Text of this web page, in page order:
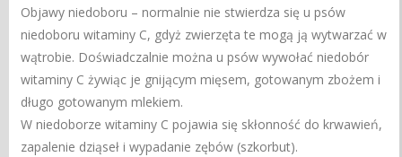
Objawy niedoboru – normalnie nie stwierdza się u psów
niedoboru witaminy C, gdyż zwierzęta te mogą ją wytwarzać w
wątrobie. Doświadczalnie można u psów wywołać niedobór
witaminy C żywiąc je gnijącym mięsem, gotowanym zbożem i
długo gotowanym mlekiem.
W niedoborze witaminy C pojawia się skłonność do krwawień,
zapalenie dziąseł i wypadanie zębów (szkorbut).